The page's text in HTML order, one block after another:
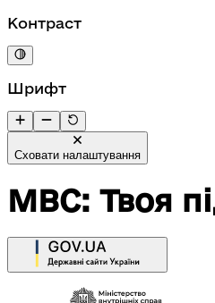
Контраст
Шрифт
Сховати налаштування
МВС: Твоя